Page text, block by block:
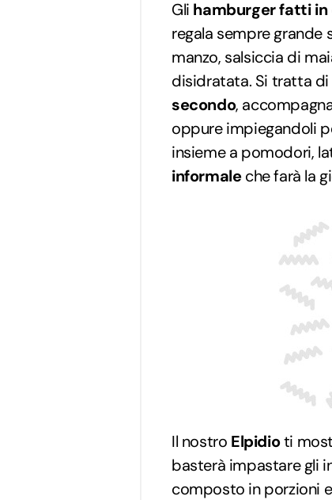
Gli hamburger fatti in
regala sempre grande
manzo, salsiccia di
disidratata. Si tratta di
secondo,
oppure impiegandoli
insieme a pomodori,
informaleche farà la
Il nostro Elpidioti
basterà impastare gli
composto in porzioni